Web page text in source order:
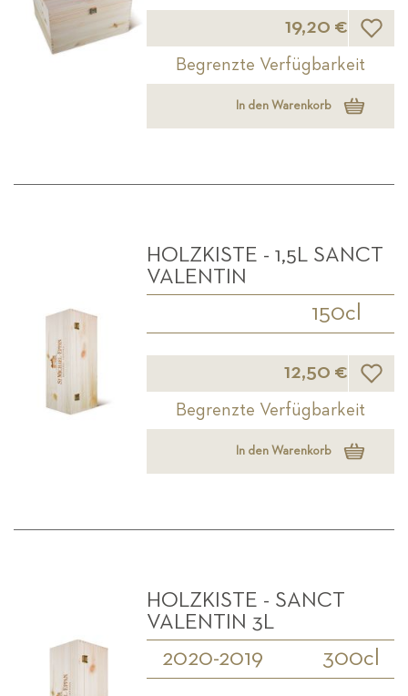
19,20 €
Begrenzte Verfügbarkeit
In den Warenkorb
HOLZKISTE - 1,5L SANCT
VALENTIN
150cl
12,50 €
Begrenzte Verfügbarkeit
In den Warenkorb
HOLZKISTE - SANCT
VALENTIN 3L
2020-2019 300cl